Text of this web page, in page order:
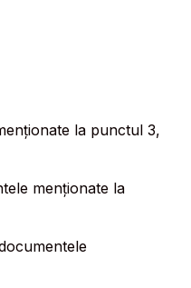
la punctul 3,
menționate la